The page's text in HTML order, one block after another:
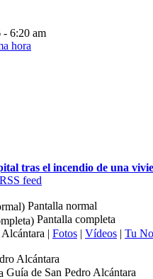
- 6:20 am
tras el incendio de una
Pantalla normal
Pantalla completa
Alcántara | Fotos | Vídeos | Tu
Alcántara
Guía de San Pedro Alcántara